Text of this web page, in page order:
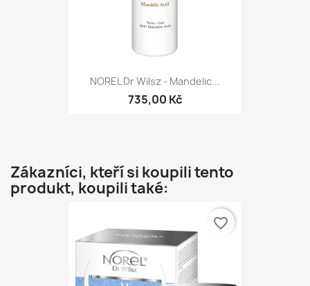
NOREL Dr Wilsz - Mandelic...
735,00 Kč
Zákazníci, kteří si koupili tento
produkt, koupili také:
favorite_border